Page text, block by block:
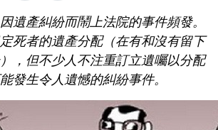
遺產糾紛而鬧上法院的事件頻發。
定死者的遺產分配（在有和沒有留下
，但不少人不注重訂立遺囑以分配
發生令人遺憾的糾紛事件。